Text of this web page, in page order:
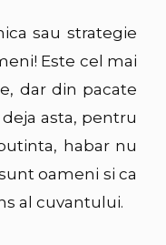
sau strategie
Este cel mai
dar din pacate
asta, pentru
habar nu
oameni si ca
al cuvantului.